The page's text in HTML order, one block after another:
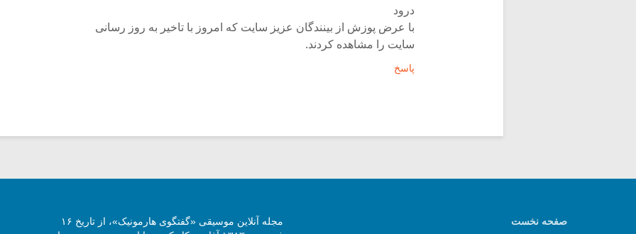
درود
با عرض پوزش از بینندگان عزیز سایت که امروز با تاخیر به روز رسانی
سایت را مشاهده کردند.
پاسخ
صفحه نخست
مجله آنلاین موسیقی «گفتگوی هارمونیک»، از تاریخ ۱۶